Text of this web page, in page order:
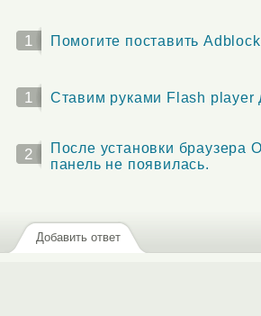
1 Помогите поставить
1 Ставим руками Flash player
2
После установки браузера
панель не появилась.
Добавить ответ